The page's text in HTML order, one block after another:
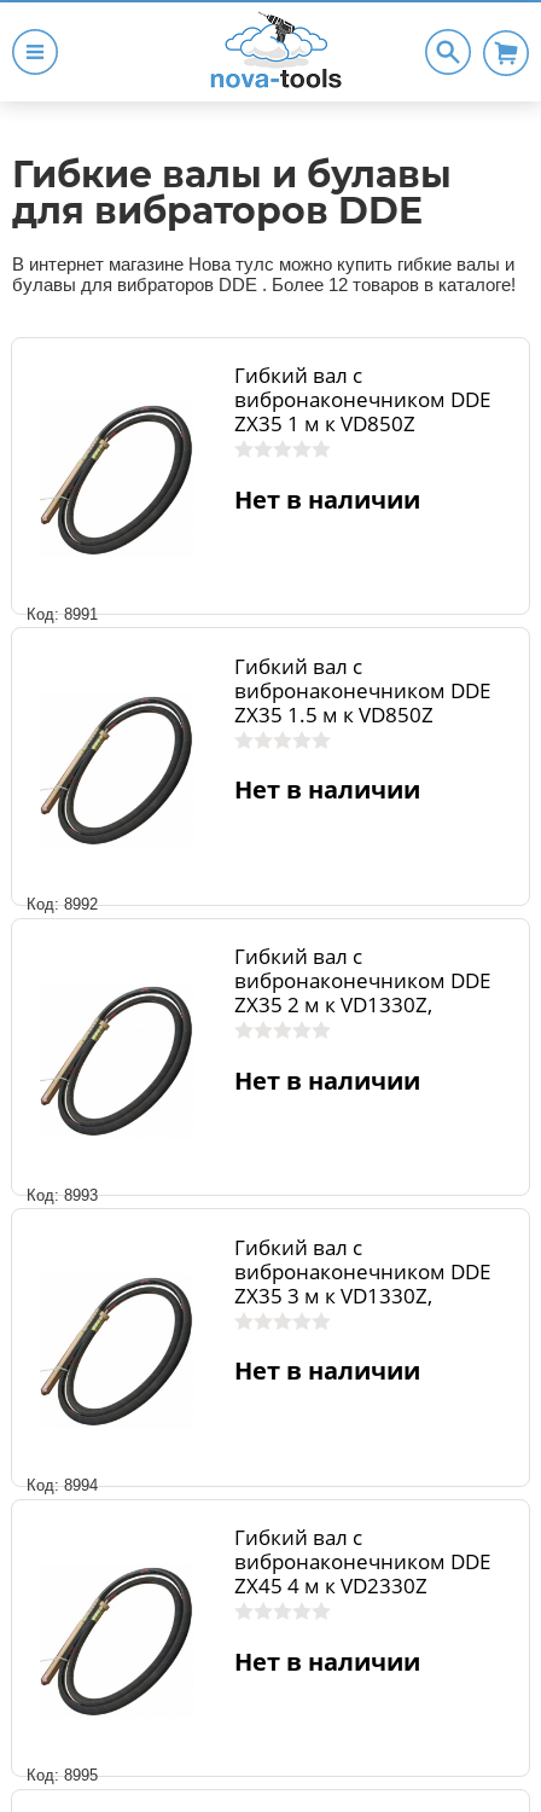
Гибкие валы и булавы
для вибраторов DDE
В интернет магазине Нова тулс можно купить гибкие валы и
булавы для вибраторов DDE . Более 12 товаров в каталоге!
Код: 8991
Гибкий вал с
вибронаконечником DDE
ZX35 1 м к VD850Z
Нет в наличии
Код: 8992
Гибкий вал с
вибронаконечником DDE
ZX35 1.5 м к VD850Z
Нет в наличии
Код: 8993
Гибкий вал с
вибронаконечником DDE
ZX35 2 м к VD1330Z,
VD1620Z
Нет в наличии
Код: 8994
Гибкий вал с
вибронаконечником DDE
ZX35 3 м к VD1330Z,
VD1620Z, VD2330Z
Нет в наличии
Код: 8995
Гибкий вал с
вибронаконечником DDE
ZX45 4 м к VD2330Z
Нет в наличии